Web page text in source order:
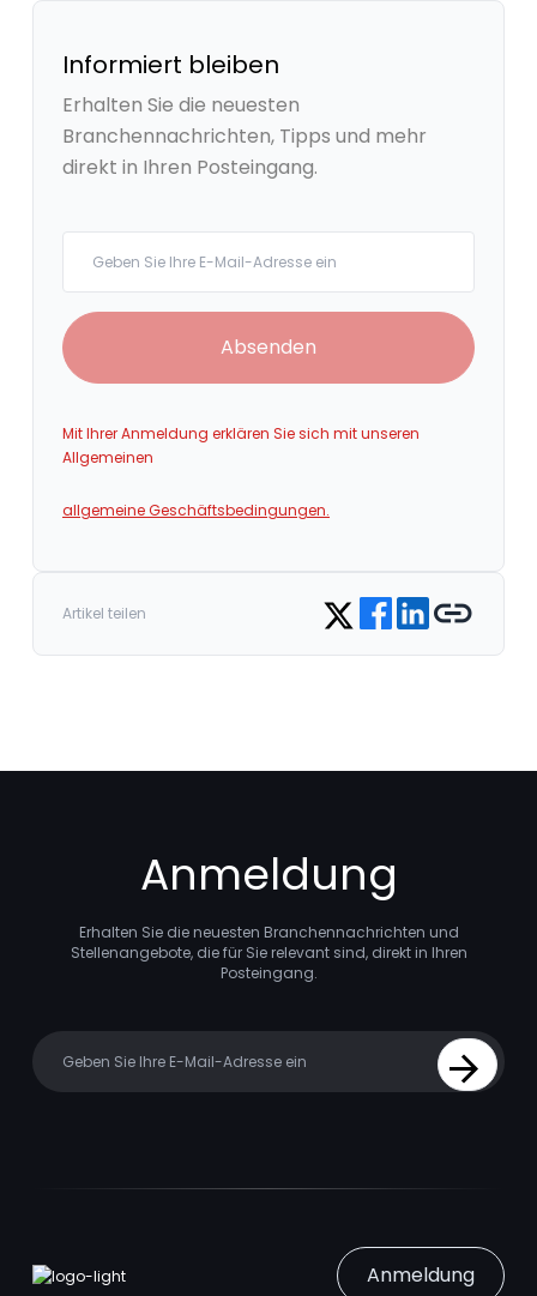
Informiert bleiben
Erhalten Sie die neuesten
Branchennachrichten, Tipps und mehr
direkt in Ihren Posteingang.
Absenden
Mit Ihrer Anmeldung erklären Sie sich mit unseren
Allgemeinen
allgemeine Geschäftsbedingungen.
Artikel teilen Share on Twitter
Share on Facebook
Share on LinkedIn
Copy link
Anmeldung
Erhalten Sie die neuesten Branchennachrichten und
Stellenangebote, die für Sie relevant sind, direkt in Ihren
Posteingang.
Sign Up
Anmeldung